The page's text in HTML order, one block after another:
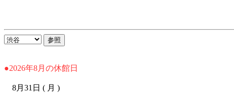
●2026年8月の休館日
8月31日 ( 月 )